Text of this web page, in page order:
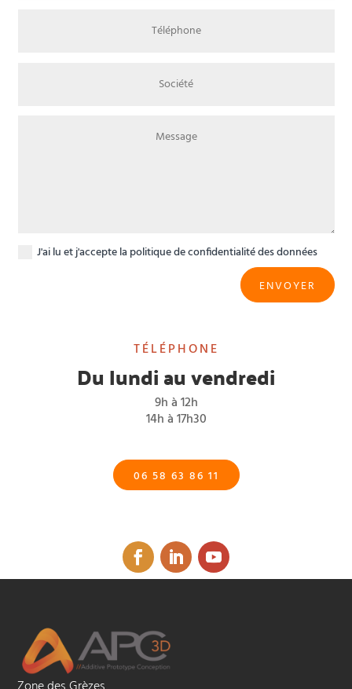
J'ai lu et j'acceptela politique de confidentialité des données
ENVOYER
TÉLÉPHONE
Du lundi au vendredi
9h à 12h
14h à 17h30
06 58 63 86 11